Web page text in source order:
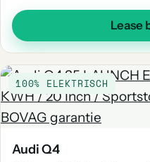
Lease
100% ELEKTRISCH
Audi Q4